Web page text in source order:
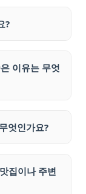
?
이유는 무엇
엇인가요?
집이나 주변